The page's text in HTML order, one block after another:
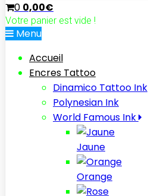
0 0,00€
Votre panier est vide !
Menu
Accueil
Encres Tattoo
Dinamico Tattoo Ink
Polynesian Ink
World Famous Ink
Jaune
Orange